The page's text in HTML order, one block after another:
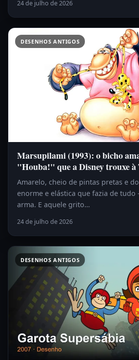
24 de julho de 2026
DESENHOS ANTIGOS
Marsupilami (1993): o bicho
"Houba!" que a Disney trouxe
Amarelo, cheio de pintas pretas e
enorme e elástica que fazia de
arma. E aquele grito…
24 de julho de 2026
DESENHOS ANTIGOS